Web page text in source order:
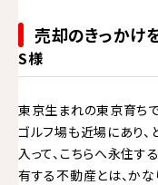
売却のきっかけ
S様
東京生まれの東京育ち
ゴルフ場も近場にあり
入って、こちらへ永住す
有する不動産とは、か